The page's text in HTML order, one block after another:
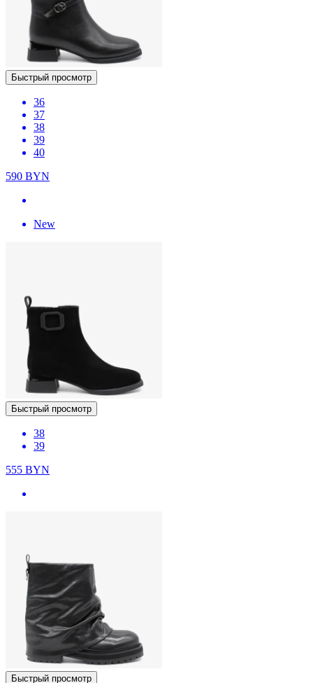
Быстрый просмотр
36
37
38
39
40
590 BYN
New
Быстрый просмотр
38
39
555 BYN
Быстрый просмотр